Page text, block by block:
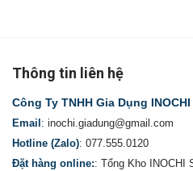
Thông tin liên hệ
Công Ty TNHH Gia Dụng INOCHI
Email : inochi.giadung@gmail.com
Hotline (Zalo): 077.555.0120
Đặt hàng online:: Tổng Kho INOCHI